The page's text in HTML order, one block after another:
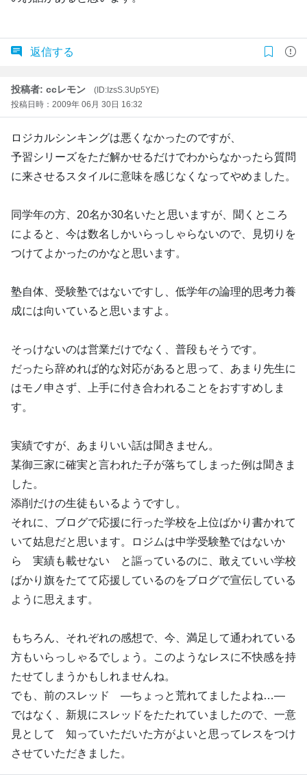
返信する
投稿者: ccレモン
(ID:IzsS.3Up5YE)
投稿日時：2009年 06月 30日 16:32
ロジカルシンキングは悪くなかったのですが、
予習シリーズをただ解かせるだけでわからなかったら質問
に来させるスタイルに意味を感じなくなってやめました。
同学年の方、20名か30名いたと思いますが、聞くところ
によると、今は数名しかいらっしゃらないので、見切りを
つけてよかったのかなと思います。
塾自体、受験塾ではないですし、低学年の論理的思考力養
成には向いていると思いますよ。
そっけないのは営業だけでなく、普段もそうです。
だったら辞めれば的な対応があると思って、あまり先生に
はモノ申さず、上手に付き合われることをおすすめしま
す。
実績ですが、あまりいい話は聞きません。
某御三家に確実と言われた子が落ちてしまった例は聞きま
した。
添削だけの生徒もいるようですし。
それに、ブログで応援に行った学校を上位ばかり書かれて
いて姑息だと思います。ロジムは中学受験塾ではないか
ら 実績も載せない と謳っているのに、敢えていい学校
ばかり旗をたてて応援しているのをブログで宣伝している
ように思えます。
もちろん、それぞれの感想で、今、満足して通われている
方もいらっしゃるでしょう。このようなレスに不快感を持
たせてしまうかもしれませんね。
でも、前のスレッド ―ちょっと荒れてましたよね…―
ではなく、新規にスレッドをたたれていましたので、一意
見として 知っていただいた方がよいと思ってレスをつけ
させていただきました。